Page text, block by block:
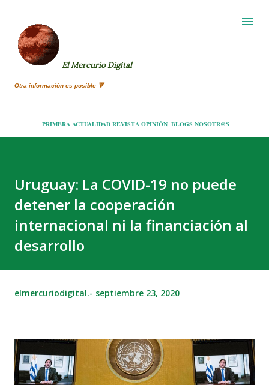
El Mercurio Digital
Otra información es posible 🔻
PRIMERA ACTUALIDAD REVISTA OPINIÓN BLOGS NOSOTR@S
Uruguay: La COVID-19 no puede
detener la cooperación
internacional ni la financiación al
desarrollo
elmercuriodigital.- septiembre 23, 2020